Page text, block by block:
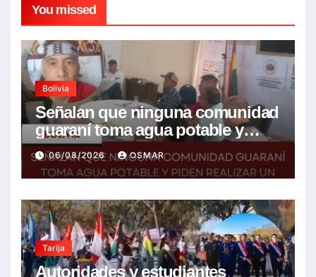
You missed
Bolivia
Señalan que ninguna comunidad
guaraní toma agua potable y
piden realizar un Foro para
resolver la problemática
06/08/2026 OSMAR
Tarija
Autoridades y estudiantes